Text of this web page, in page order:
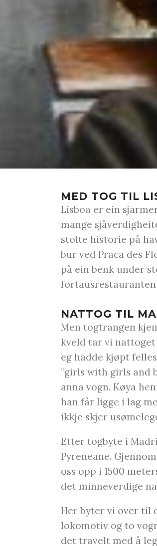
MED TOG TIL
Lisboa er ein
mange
stolte historie på
bur ved Praca des
på ein benk under
NATTOG TIL
Men togtrangen
kveld tar vi nattoget
eg hadde kjøpt
”girls with girls and
anna vogn. Køya
han får ligge i lag
ikkje skjer
Etter togbyte i
Pyreneane.
oss opp i 1500
det minneverdige
Her byter vi over til
lokomotiv og to
det travelt med å